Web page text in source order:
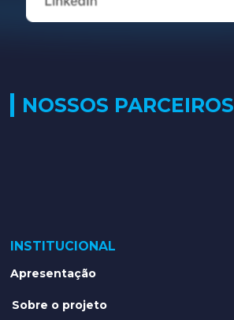
NOSSOS PARCEIROS
INSTITUCIONAL
Apresentação
Sobre o projeto